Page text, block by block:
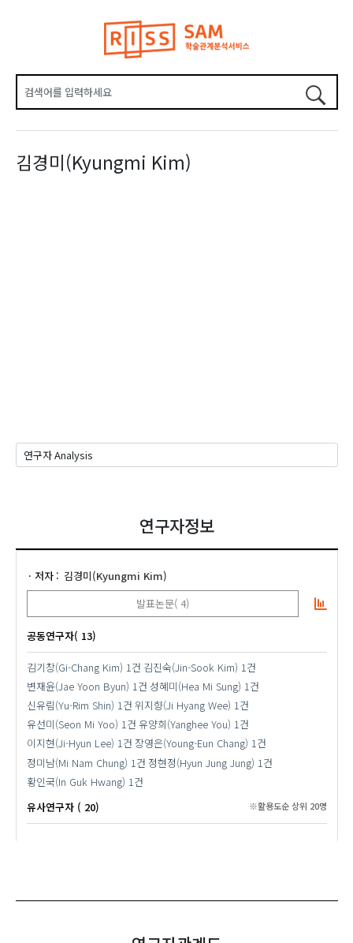
김경미(Kyungmi Kim)
연구자정보
저자
김경미(Kyungmi Kim)
발표논문( 4)
공동연구자( 13)
김기창(Gi-Chang Kim) 1건 김진숙(Jin-Sook Kim) 1건
변재윤(Jae Yoon Byun) 1건 성혜미(Hea Mi Sung) 1건
신유림(Yu-Rim Shin) 1건 위지향(Ji Hyang Wee) 1건
유선미(Seon Mi Yoo) 1건 유양희(Yanghee You) 1건
이지현(Ji-Hyun Lee) 1건 장영은(Young-Eun Chang) 1건
정미남(Mi Nam Chung) 1건 정현정(Hyun Jung Jung) 1건
황인국(In Guk Hwang) 1건
유사연구자 ( 20)
※활용도순 상위 20명